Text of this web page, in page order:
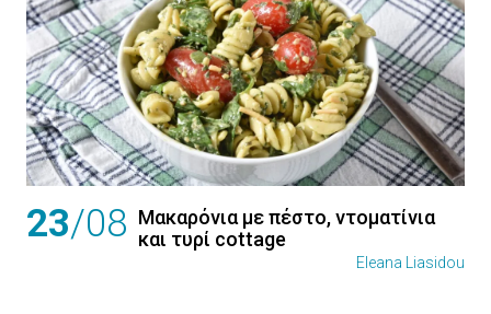
23/08 Μακαρόνια με πέστο, ντοματίνια
και τυρί cottage
Eleana Liasidou